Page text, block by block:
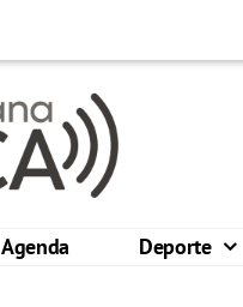
Agenda Deporte